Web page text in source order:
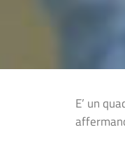
E’ un